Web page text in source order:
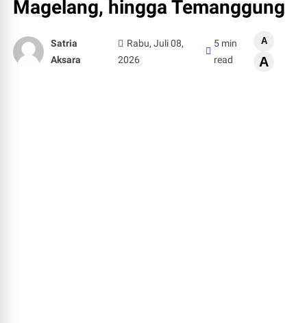
Magelang, hingga Temanggung
Satria
Aksara
Rabu, Juli 08,
2026
5 min
read
A
A